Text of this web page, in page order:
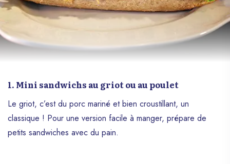
1. Mini sandwichs au griot ou au poulet
Le griot, c’est du porc mariné et bien croustillant, un
classique ! Pour une version facile à manger, prépare de
petits sandwiches avec du pain.